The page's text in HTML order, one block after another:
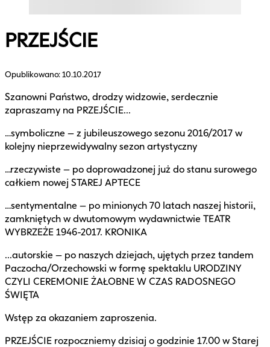
PRZEJŚCIE
Opublikowano:10.10.2017
Szanowni Państwo, drodzy widzowie, serdecznie
zapraszamy na PRZEJŚCIE...
…symboliczne – z jubileuszowego sezonu 2016/2017 w
kolejny nieprzewidywalny sezon artystyczny
…rzeczywiste – po doprowadzonej już do stanu surowego
całkiem nowej STAREJ APTECE
…sentymentalne – po minionych 70 latach naszej historii,
zamkniętych w dwutomowym wydawnictwie TEATR
WYBRZEŻE 1946-2017. KRONIKA
...autorskie – po naszych dziejach, ujętych przez tandem
Paczocha/Orzechowski w formę spektaklu URODZINY
CZYLI CEREMONIE ŻAŁOBNE W CZAS RADOSNEGO
ŚWIĘTA
Wstęp za okazaniem zaproszenia.
PRZEJŚCIE rozpoczniemy dzisiaj o godzinie 17.00 w Starej